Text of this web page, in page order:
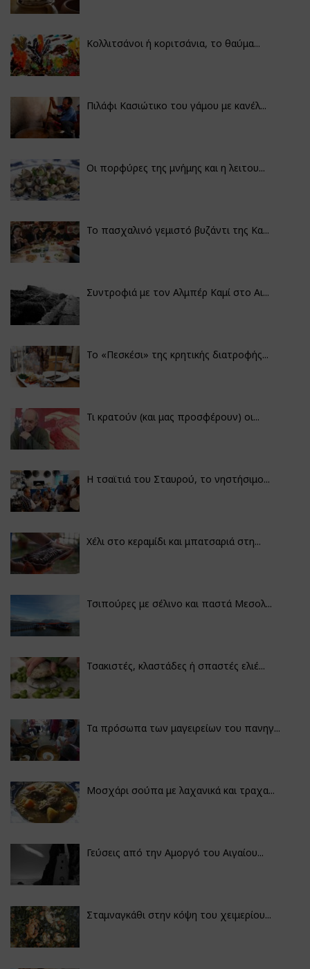
Κολλιτσάνοι ή κοριτσάνια, το θαύμα...
Πιλάφι Κασιώτικο του γάμου με κανέλ...
Οι πορφύρες της μνήμης και η λειτου...
Το πασχαλινό γεμιστό βυζάντι της Κα...
Συντροφιά με τον Αλμπέρ Καμί στο Αι...
Το «Πεσκέσι» της κρητικής διατροφής...
Τι κρατούν (και μας προσφέρουν) οι...
Η τσαϊτιά του Σταυρού, το νηστήσιμο...
Χέλι στο κεραμίδι και μπατσαριά στη...
Τσιπούρες με σέλινο και παστά Μεσολ...
Τσακιστές, κλαστάδες ή σπαστές ελιέ...
Τα πρόσωπα των μαγειρείων του πανηγ...
Μοσχάρι σούπα με λαχανικά και τραχα...
Γεύσεις από την Αμοργό του Αιγαίου...
Σταμναγκάθι στην κόψη του χειμερίου...